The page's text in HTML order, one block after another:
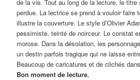
de la vie. Tout au long de la lecture, le titre
perdue. La lectrice se prend à vouloir faire
illustre la couverture. Le style d’Olivier
pessimiste, teinté de noirceur. Le constat
morose. Dans la désolation, les
un destin parfois tragique qui ne laisse
Beaucoup de caricatures et de clichés
Bon moment de lecture.